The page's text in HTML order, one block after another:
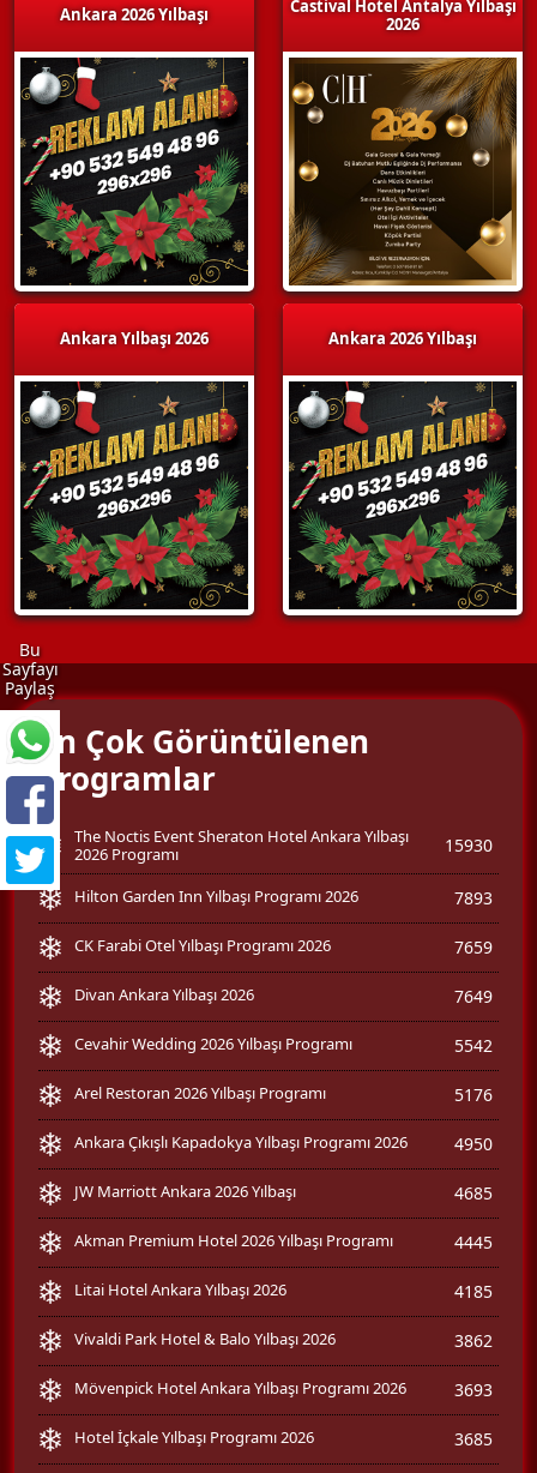
Ankara 2026 Yılbaşı
Ankara Yılbaşı 2026
Castival Hotel Antalya Yılbaşı
2026
Ankara 2026 Yılbaşı
Bu
Sayfayı
Paylaş
En Çok Görüntülenen
Programlar
The Noctis Event Sheraton Hotel Ankara Yılbaşı
2026 Programı
15930
Hilton Garden Inn Yılbaşı Programı 2026 7893
CK Farabi Otel Yılbaşı Programı 2026 7659
Divan Ankara Yılbaşı 2026 7649
Cevahir Wedding 2026 Yılbaşı Programı 5542
Arel Restoran 2026 Yılbaşı Programı 5176
Ankara Çıkışlı Kapadokya Yılbaşı Programı 2026 4950
JW Marriott Ankara 2026 Yılbaşı 4685
Akman Premium Hotel 2026 Yılbaşı Programı 4445
Litai Hotel Ankara Yılbaşı 2026 4185
Vivaldi Park Hotel & Balo Yılbaşı 2026 3862
Mövenpick Hotel Ankara Yılbaşı Programı 2026 3693
Hotel İçkale Yılbaşı Programı 2026 3685